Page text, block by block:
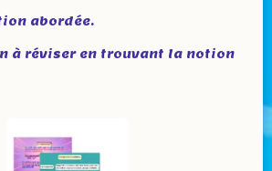
abordée.
à réviser en trouvant la notion